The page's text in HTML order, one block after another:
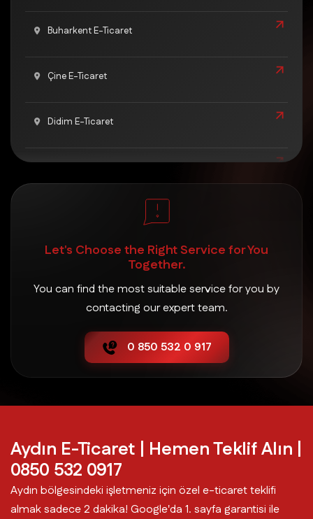
Buharkent E-Ticaret
Çine E-Ticaret
Didim E-Ticaret
Karacasu E-Ticaret
Karpuzlu E-Ticaret
Koçarlı E-Ticaret
Kuşadası E-Ticaret
Kuyucak E-Ticaret
Let's Choose the Right Service for You
Together.
You can find the most suitable service for you by
contacting our expert team.
0 850 532 0 917
Aydın E-Ticaret | Hemen Teklif Alın |
0850 532 0917
Aydın bölgesindeki işletmeniz için özel e-ticaret teklifi
almak sadece 2 dakika! Google'da 1. sayfa garantisi ile